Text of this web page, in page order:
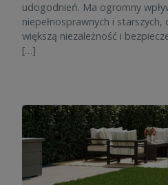
udogodnień. Ma ogromny
niepełnosprawnych i starszych,
większą niezależność i
[…]